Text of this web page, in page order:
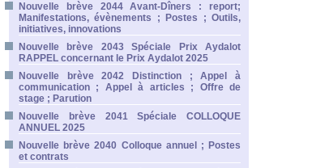
Nouvelle brève 2044 Avant-Dîners : report;
Manifestations, évènements ; Postes ; Outils,
initiatives, innovations
Nouvelle brève 2043 Spéciale Prix Aydalot
RAPPEL concernant le Prix Aydalot 2025
Nouvelle brève 2042 Distinction ; Appel à
communication ; Appel à articles ; Offre de
stage ; Parution
Nouvelle brève 2041 Spéciale COLLOQUE
ANNUEL 2025
Nouvelle brève 2040 Colloque annuel ; Postes
et contrats